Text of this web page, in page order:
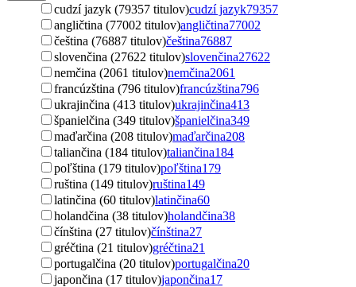
cudzí jazyk (79357 titulov)cudzí jazyk79357
angličtina (77002 titulov)angličtina77002
čeština (76887 titulov)čeština76887
slovenčina (27622 titulov)slovenčina27622
nemčina (2061 titulov)nemčina2061
francúzština (796 titulov)francúzština796
ukrajinčina (413 titulov)ukrajinčina413
španielčina (349 titulov)španielčina349
maďarčina (208 titulov)maďarčina208
taliančina (184 titulov)taliančina184
poľština (179 titulov)poľština179
ruština (149 titulov)ruština149
latinčina (60 titulov)latinčina60
holandčina (38 titulov)holandčina38
čínština (27 titulov)čínština27
gréčtina (21 titulov)gréčtina21
portugalčina (20 titulov)portugalčina20
japončina (17 titulov)japončina17